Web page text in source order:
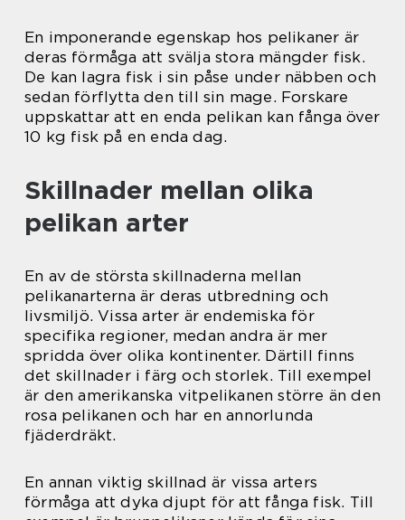
En imponerande egenskap hos pelikaner är
deras förmåga att svälja stora mängder fisk.
De kan lagra fisk i sin påse under näbben och
sedan förflytta den till sin mage. Forskare
uppskattar att en enda pelikan kan fånga över
10 kg fisk på en enda dag.
Skillnader mellan olika
pelikan arter
En av de största skillnaderna mellan
pelikanarterna är deras utbredning och
livsmiljö. Vissa arter är endemiska för
specifika regioner, medan andra är mer
spridda över olika kontinenter. Därtill finns
det skillnader i färg och storlek. Till exempel
är den amerikanska vitpelikanen större än den
rosa pelikanen och har en annorlunda
fjäderdräkt.
En annan viktig skillnad är vissa arters
förmåga att dyka djupt för att fånga fisk. Till